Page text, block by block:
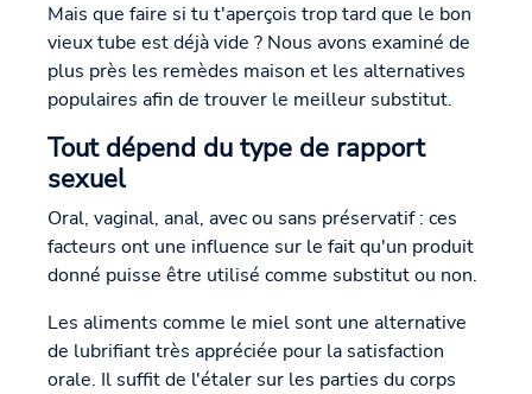
Mais que faire si tu t'aperçois trop tard que le bon
vieux tube est déjà vide ? Nous avons examiné de
plus près les remèdes maison et les alternatives
populaires afin de trouver le meilleur substitut.
Tout dépend du type de rapport
sexuel
Oral, vaginal, anal, avec ou sans préservatif : ces
facteurs ont une influence sur le fait qu'un produit
donné puisse être utilisé comme substitut ou non.
Les aliments comme le miel sont une alternative
de lubrifiant très appréciée pour la satisfaction
orale. Il suffit de l'étaler sur les parties du corps